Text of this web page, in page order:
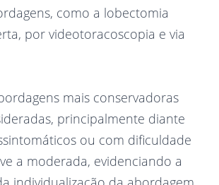
como a lobectomia
por videotoracoscopia e via
mais conservadoras
principalmente diante
ou com dificuldade
a moderada, evidenciando a